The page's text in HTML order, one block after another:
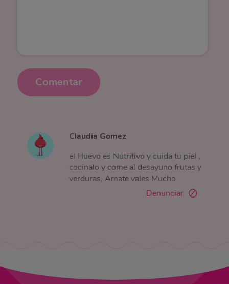
Comentar
Claudia Gomez
el Huevo es Nutritivo y cuida tu piel ,
cocinalo y come al desayuno frutas y
verduras, Amate vales Mucho
Denunciar